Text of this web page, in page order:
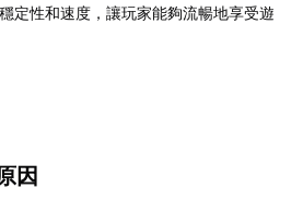
定性和速度，讓玩家能夠流暢地享受遊
因